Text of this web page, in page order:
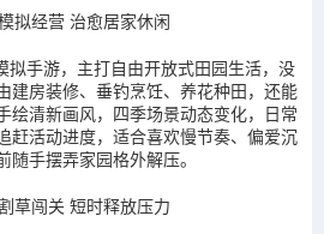
拟经营 治愈居家休闲
拟手游，主打自由开放式田园生活，没
建房装修、垂钓烹饪、养花种田，还能
绘清新画风，四季场景动态变化，日常
赶活动进度，适合喜欢慢节奏、偏爱沉
手摆弄家园格外解压。
草闯关 短时释放压力